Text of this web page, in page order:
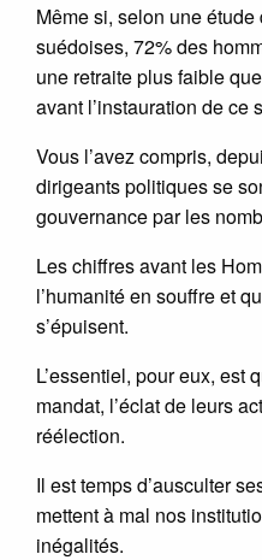
Même si, selon une
suédoises, 72% des
une retraite plus faible
avant l’instauration de ce
Vous l’avez compris,
dirigeants politiques se
gouvernance par les
Les chiffres avant les
l’humanité en souffre et
s’épuisent.
L’essentiel, pour eux, est
mandat, l’éclat de leurs
réélection.
Il est temps d’ausculter
mettent à mal nos
inégalités.